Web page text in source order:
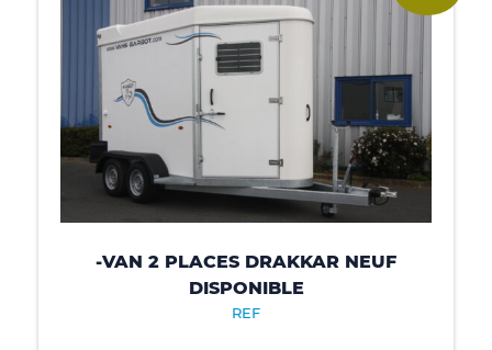
-VAN 2 PLACES DRAKKAR NEUF
DISPONIBLE
REF